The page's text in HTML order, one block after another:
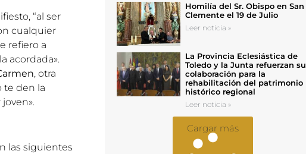
“al ser
cualquier
refiero a
acordada».
, otra
te den la
las siguientes
Homilía del Sr. Obispo en San
Clemente el 19 de Julio
Leer noticia »
La Provincia Eclesiástica de
Toledo y la Junta refuerzan su
colaboración para la
rehabilitación del patrimonio
histórico regional
Leer noticia »
Cargar más